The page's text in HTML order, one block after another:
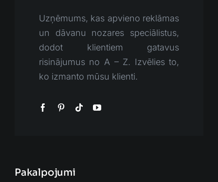
Uzņēmums, kas apvieno reklāmas
un dāvanu nozares speciālistus,
dodot klientiem gatavus
risinājumus no A – Z. Izvēlies to,
ko izmanto mūsu klienti.
Pakalpojumi